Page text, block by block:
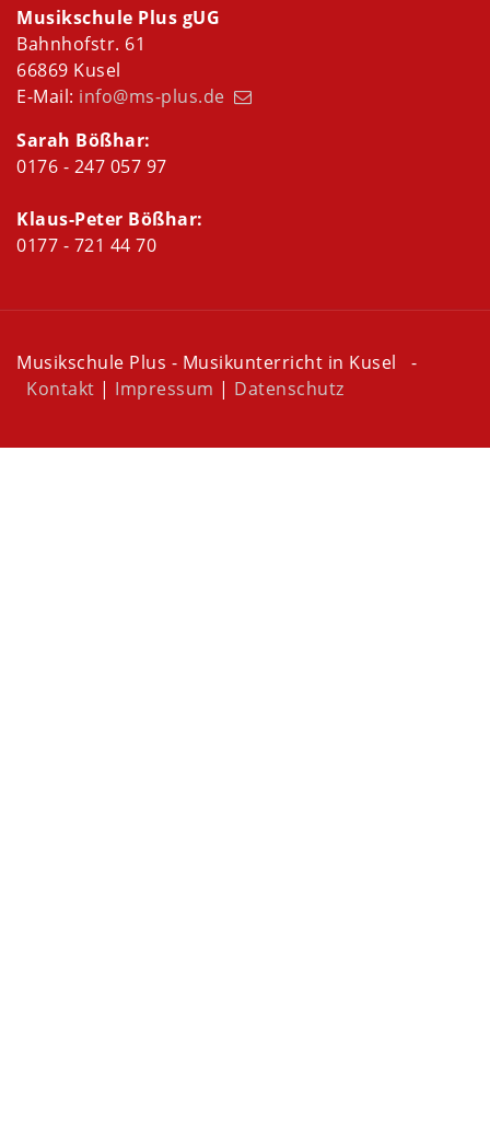
Musikschule Plus gUG
Bahnhofstr. 61
66869 Kusel
E-Mail: info@ms-plus.de
Sarah Bößhar:
0176 - 247 057 97
Klaus-Peter Bößhar:
0177 - 721 44 70
Musikschule Plus - Musikunterricht in Kusel -
Kontakt | Impressum | Datenschutz